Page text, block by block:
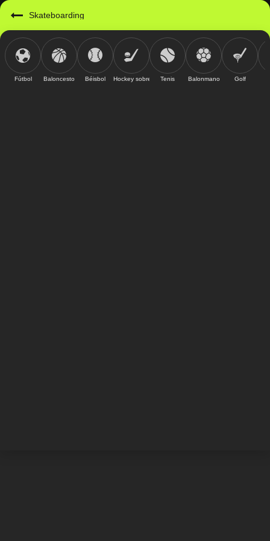
Skateboarding
Fútbol Baloncesto Béisbol Hockey sobre hieloTenis Balonmano Golf